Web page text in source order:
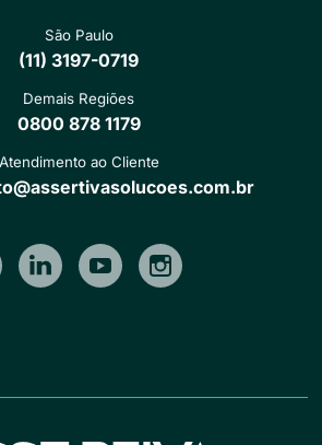
São Paulo
(11) 3197-0719
Demais Regiões
0800 878 1179
Atendimento ao Cliente